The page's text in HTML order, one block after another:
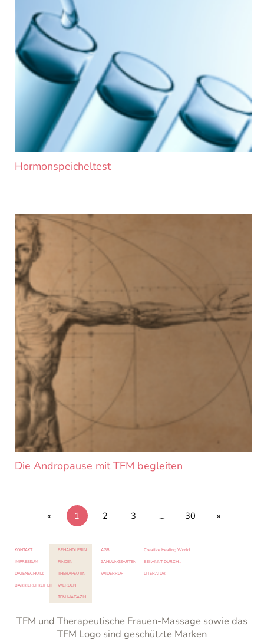
Hormonspeicheltest
Die Andropause mit TFM begleiten
« 1 2 3 … 30 »
KONTAKT
IMPRESSUM
DATENSCHUTZ
BARRIEREFREIHEIT
BEHANDLERIN
FINDEN
THERAPEUTIN
WERDEN
TFM MAGAZIN
Creative Healing World
BEKANNT DURCH…
LITERATUR
AGB
ZAHLUNGSARTEN
WIDERRUF
TFM und Therapeutische Frauen-Massage sowie das
TFM Logo sind geschützte Marken